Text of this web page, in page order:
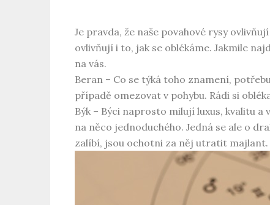
Je pravda, že naše povahové rysy
ovlivňují i to, jak se oblékáme. Jakmile
na vás.
Beran – Co se týká toho znamení,
případě omezovat v pohybu. Rádi si
Býk – Býci naprosto milují luxus, kvalitu
na něco jednoduchého. Jedná se ale o
zalíbí, jsou ochotni za něj utratit majlant.